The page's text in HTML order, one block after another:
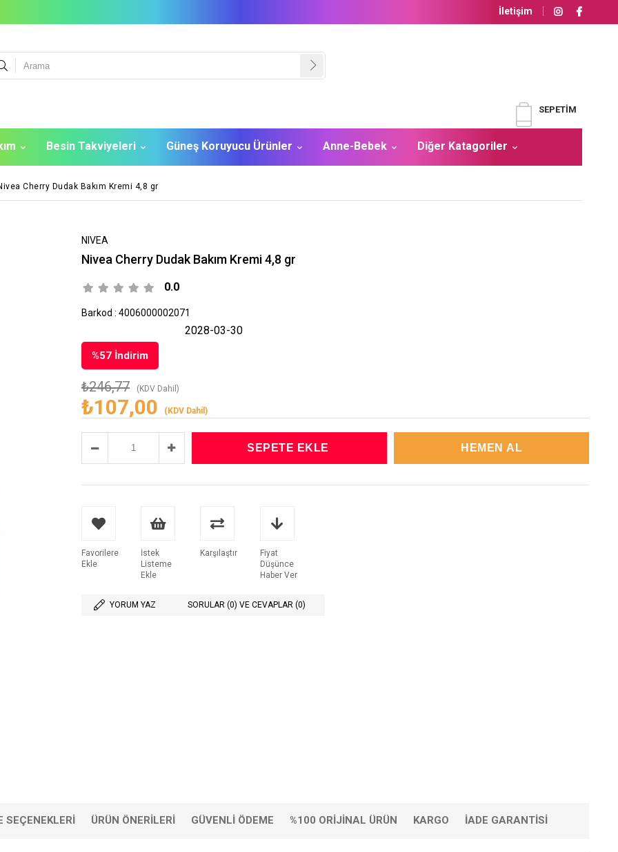
İletişim
SEPETIM
Besin Takviyeleri Güneş Koruyucu Ürünler Anne-Bebek Diğer Katagoriler
Cherry Dudak Bakım Kremi 4,8 gr
NIVEA
Nivea Cherry Dudak Bakım Kremi 4,8 gr
0.0
Barkod : 4006000002071
%57 İndirim
₺246,77 (KDV Dahil)
₺107,00 (KDV Dahil)
2028-03-30
Favorilere
Ekle
İstek
Listeme
Ekle
Karşılaştır
Fiyat
Düşünce
Haber Ver
YORUM YAZ SORULAR (0) VE CEVAPLAR (0)
SEÇENEKLERI ÜRÜN ÖNERILERI GÜVENLI ÖDEME %100 ORIJINAL ÜRÜN KARGO İADE GARANTISI